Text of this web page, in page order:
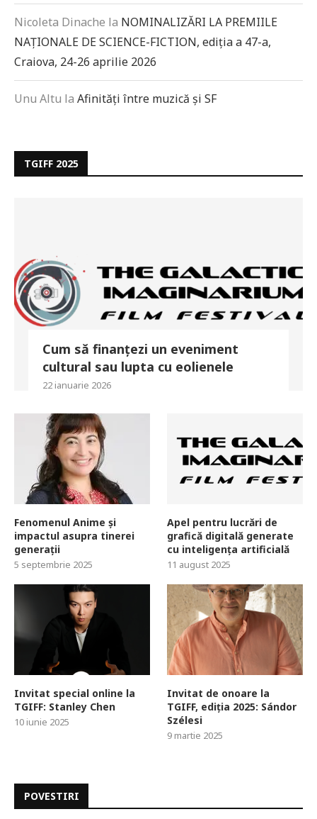
Nicoleta Dinache la NOMINALIZĂRI LA PREMIILE
NAȚIONALE DE SCIENCE-FICTION, ediția a 47-a,
Craiova, 24-26 aprilie 2026
Unu Altu la Afinități între muzică și SF
TGIFF 2025
Cum să finanțezi un eveniment
cultural sau lupta cu eolienele
22 ianuarie 2026
Fenomenul Anime și
impactul asupra tinerei
generații
5 septembrie 2025
Apel pentru lucrări de
grafică digitală generate
cu inteligența artificială
11 august 2025
Invitat special online la
TGIFF: Stanley Chen
10 iunie 2025
Invitat de onoare la
TGIFF, ediția 2025: Sándor
Szélesi
9 martie 2025
POVESTIRI